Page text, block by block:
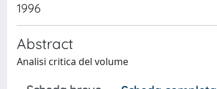
1996
Abstract
Analisi critica del volume